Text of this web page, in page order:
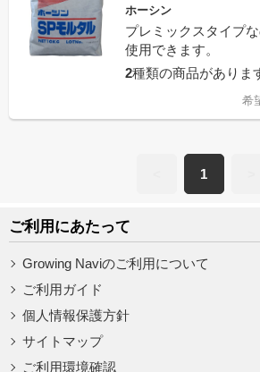
ホーシン
プレミックスタイプ
使用できます。
2種類の商品がありま
希
1
ご利用にあたって
Growing Naviのご利用について
ご利用ガイド
個人情報保護方針
サイトマップ
ご利用環境確認